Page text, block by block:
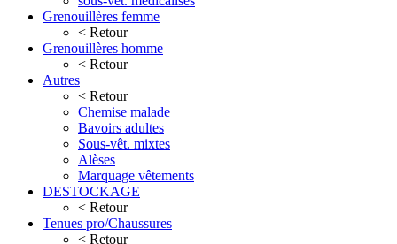
Grenouillères femme
< Retour
Grenouillères homme
< Retour
Autres
< Retour
Chemise malade
Bavoirs adultes
Sous-vêt. mixtes
Alèses
Marquage vêtements
DESTOCKAGE
< Retour
Tenues pro/Chaussures
< Retour